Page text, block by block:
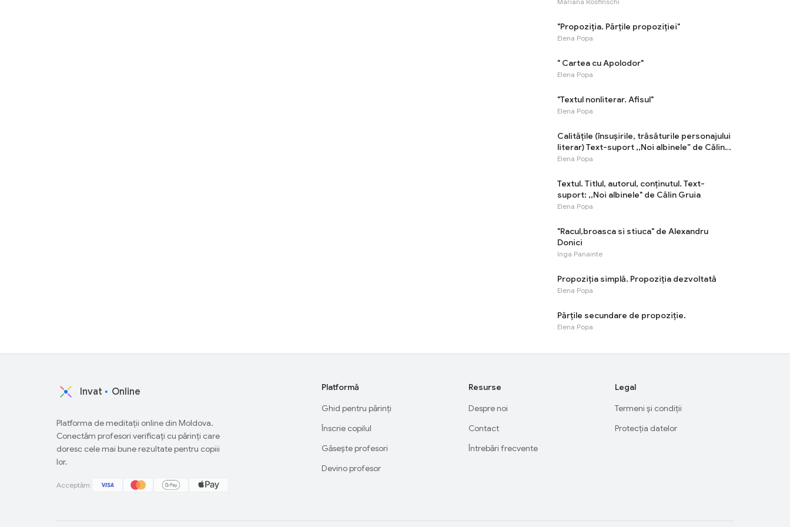
"Propoziția. Părțile propoziției"
Elena Popa
" Cartea cu Apolodor"
Elena Popa
"Textul nonliterar. Afisul"
Elena Popa
Calitățile (însușirile, trăsăturile personajului
literar) Text-suport ,,Noi albinele” de Călin
Gruia
Elena Popa
Textul. Titlul, autorul, conținutul. Text-
suport: ,,Noi albinele" de Călin Gruia
Elena Popa
"Racul,broasca si stiuca" de Alexandru
Donici
Inga Panainte
Propoziția simplă. Propoziția dezvoltată
Elena Popa
Părțile secundare de propoziție.
Elena Popa
Invat Online
Platforma de meditații online din Moldova.
Conectăm profesori verificați cu părinți care
doresc cele mai bune rezultate pentru copiii
lor.
Acceptăm:
Platformă
Ghid pentru părinți
Înscrie copilul
Găsește profesori
Devino profesor
Resurse
Despre noi
Contact
Întrebări frecvente
Legal
Termeni și condiții
Protecția datelor